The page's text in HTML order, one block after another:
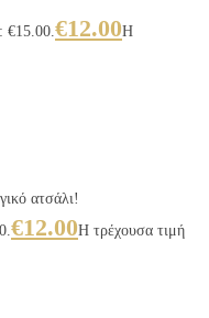
€15.00.€12.00Η
ατσάλι!
€12.00Η τρέχουσα τιμή